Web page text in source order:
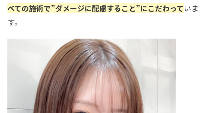
べての施術で”ダメージに配慮すること”にこだわっていま
す。